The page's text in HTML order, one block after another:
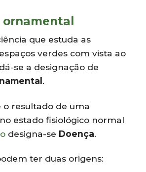
ornamental
que estuda as
verdes com vista ao
se a designação de
.
o resultado de uma
estado fisiológico normal
designa-se Doença.
ter duas origens: